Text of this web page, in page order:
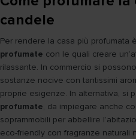
candele
Per rendere la casa più profumata
profumate con le quali creare
rilassante. In commercio si
sostanze nocive con tantissimi
proprie esigenze. In alternativa, si
profumate, da impiegare anche
soprammobili per abbellire
eco-friendly con fragranze naturali